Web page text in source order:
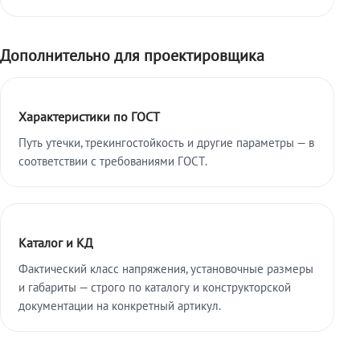
Дополнительно для проектировщика
Характеристики по ГОСТ
Путь утечки, трекингостойкость и другие параметры — в
соответствии с требованиями ГОСТ.
Каталог и КД
Фактический класс напряжения, установочные размеры
и габариты — строго по каталогу и конструкторской
документации на конкретный артикул.